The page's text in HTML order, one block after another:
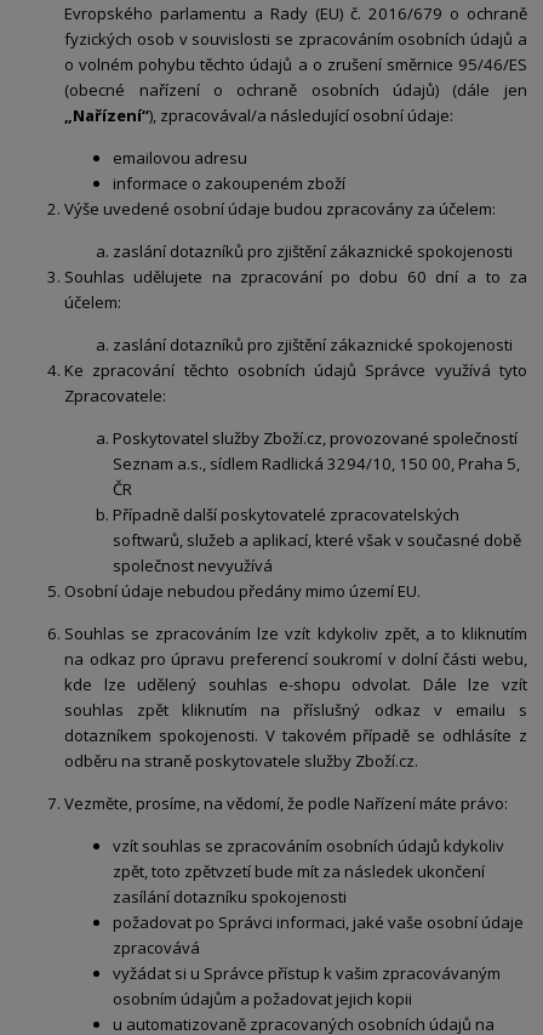
Evropského parlamentu a Rady (EU) č. 2016/679 o ochraně
fyzických osob v souvislosti se zpracováním osobních údajů a
o volném pohybu těchto údajů a o zrušení směrnice 95/46/ES
(obecné nařízení o ochraně osobních údajů) (dále jen
„Nařízení“), zpracovával/a následující osobní údaje:
emailovou adresu
informace o zakoupeném zboží
Výše uvedené osobní údaje budou zpracovány za účelem:
zaslání dotazníků pro zjištění zákaznické spokojenosti
Souhlas udělujete na zpracování po dobu 60 dní a to za
účelem:
zaslání dotazníků pro zjištění zákaznické spokojenosti
Ke zpracování těchto osobních údajů Správce využívá tyto
Zpracovatele:
Poskytovatel služby Zboží.cz, provozované společností
Seznam a.s., sídlem Radlická 3294/10, 150 00, Praha 5,
ČR
Případně další poskytovatelé zpracovatelských
softwarů, služeb a aplikací, které však v současné době
společnost nevyužívá
Osobní údaje nebudou předány mimo území EU.
Souhlas se zpracováním lze vzít kdykoliv zpět, a to kliknutím
na odkaz pro úpravu preferencí soukromí v dolní části webu,
kde lze udělený souhlas e-shopu odvolat. Dále lze vzít
souhlas zpět kliknutím na příslušný odkaz v emailu s
dotazníkem spokojenosti. V takovém případě se odhlásíte z
odběru na straně poskytovatele služby Zboží.cz.
Vezměte, prosíme, na vědomí, že podle Nařízení máte právo:
vzít souhlas se zpracováním osobních údajů kdykoliv
zpět, toto zpětvzetí bude mít za následek ukončení
zasílání dotazníku spokojenosti
požadovat po Správci informaci, jaké vaše osobní údaje
zpracovává
vyžádat si u Správce přístup k vašim zpracovávaným
osobním údajům a požadovat jejich kopii
u automatizovaně zpracovaných osobních údajů na